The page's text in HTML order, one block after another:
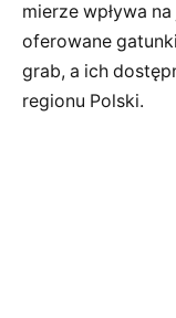
mierze wpływa
oferowane
grab, a ich
regionu Polski.